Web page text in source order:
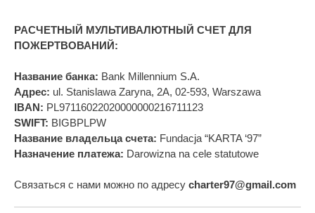
РАСЧЕТНЫЙ МУЛЬТИВАЛЮТНЫЙ СЧЕТ ДЛЯ
ПОЖЕРТВОВАНИЙ:
Название банка: Bank Millennium S.A.
Адрес: ul. Stanislawa Zaryna, 2A, 02-593, Warszawa
IBAN: PL97116022020000000216711123
SWIFT: BIGBPLPW
Название владельца счета: Fundacja “KARTA ‘97”
Назначение платежа: Darowizna na cele statutowe
Связаться с нами можно по адресу charter97@gmail.com